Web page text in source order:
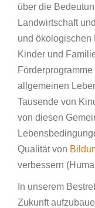
über die
Landwirtschaft
und ökologischen
Kinder und
allgemeinen
Tausende von
von diesen
Qualität von
verbessern
In unserem
Zukunft